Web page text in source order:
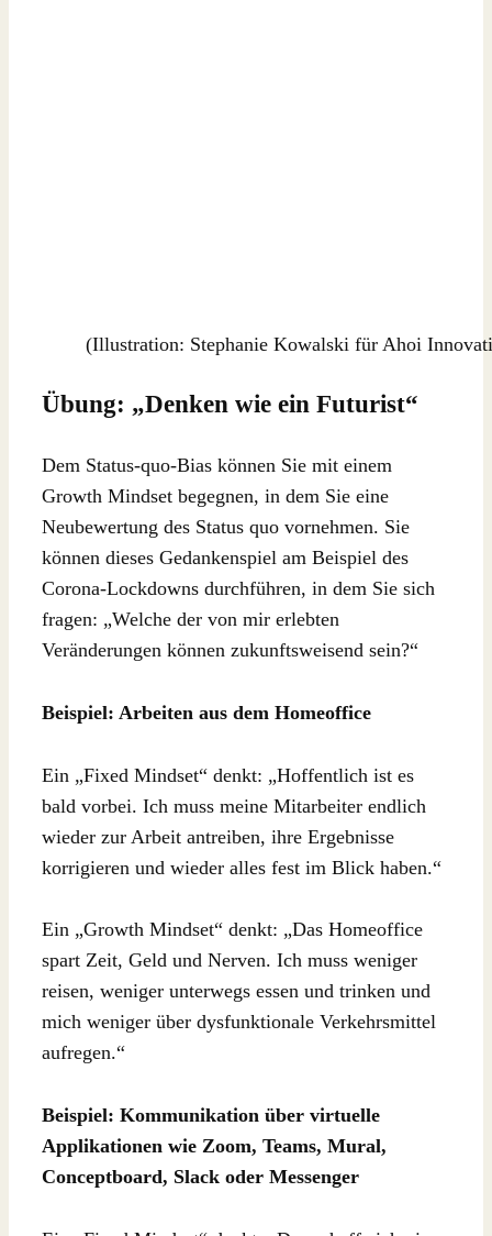
(Illustration: Stephanie Kowalski für Ahoi
Übung: „Denken wie ein Futurist“
Dem Status-quo-Bias können Sie mit einem
Growth Mindset begegnen, in dem Sie eine
Neubewertung des Status quo vornehmen. Sie
können dieses Gedankenspiel am Beispiel des
Corona-Lockdowns durchführen, in dem Sie sich
fragen: „Welche der von mir erlebten
Veränderungen können zukunftsweisend sein?“
Beispiel: Arbeiten aus dem Homeoffice
Ein „Fixed Mindset“ denkt: „Hoffentlich ist es
bald vorbei. Ich muss meine Mitarbeiter endlich
wieder zur Arbeit antreiben, ihre Ergebnisse
korrigieren und wieder alles fest im Blick haben.“
Ein „Growth Mindset“ denkt: „Das Homeoffice
spart Zeit, Geld und Nerven. Ich muss weniger
reisen, weniger unterwegs essen und trinken und
mich weniger über dysfunktionale Verkehrsmittel
aufregen.“
Beispiel: Kommunikation über virtuelle
Applikationen wie Zoom, Teams, Mural,
Conceptboard, Slack oder Messenger